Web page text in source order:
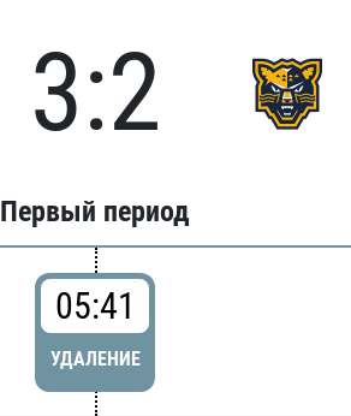
3:2
Первый период
05:41
УДАЛЕНИЕ